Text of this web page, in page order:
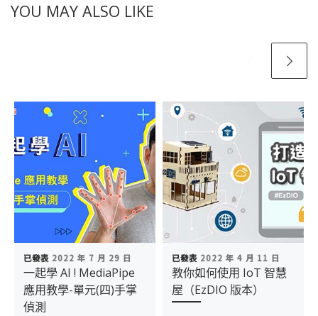
YOU MAY ALSO LIKE
已發表 2022 年 7 月 29 日
一起學 AI ! MediaPipe
應用教學-單元(四)手掌
偵測
已發表 2022 年 4 月 11 日
教你如何使用 IoT 智慧
屋（EzDIO 版本）